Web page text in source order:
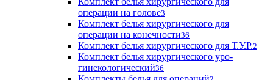
операции на голове3
Комплект белья хирургического для
операции на конечности36
Комплект белья хирургического для Т.У.Р.2
Комплект белья хирургического уро-
гинекологический36